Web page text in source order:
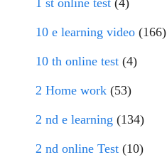
1 st online test (4)
10 e learning video (166)
10 th online test (4)
2 Home work (53)
2 nd e learning (134)
2 nd online Test (10)